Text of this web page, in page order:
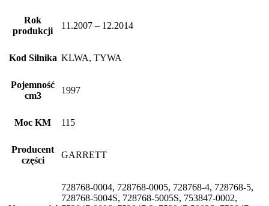
Rok
produkcji
11.2007 – 12.2014
Kod Silnika KLWA, TYWA
Pojemność
cm3
1997
Moc KM 115
Producent
części
GARRETT
728768-0004, 728768-0005, 728768-4, 728768-5,
728768-5004S, 728768-5005S, 753847-0002,